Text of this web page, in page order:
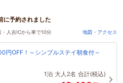
たやさしいお料理をご提供いたしま
に予約されました
人吉ICから車で10分 地図・アクセス
円OFF！～シンプルステイ朝食付～
1泊 大人2名 合計(税込)